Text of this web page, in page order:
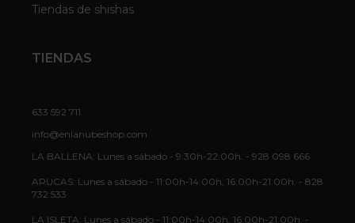
Tiendas de shishas
TIENDAS
633 592 711
info@enlanubeshop.com
LA BALLENA: Lunes a sábado - 9:30h-22:00h. - 928 098 666
ARUCAS: Lunes a sábado - 11:00h-14:00h, 16:00h-21:00h. - 828
732 533
LA ISLETA: Lunes a sábado - 11:00h-14:00h, 16:00h-21:00h. -